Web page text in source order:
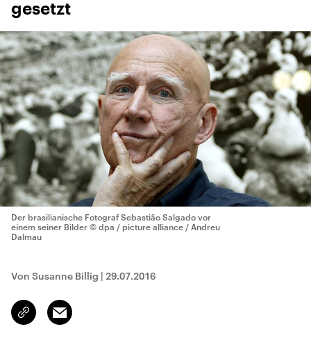
gesetzt
Der brasilianische Fotograf Sebastião Salgado vor
einem seiner Bilder © dpa / picture alliance / Andreu
Dalmau
Von Susanne Billig | 29.07.2016
Link
kopieren/teilen
Email